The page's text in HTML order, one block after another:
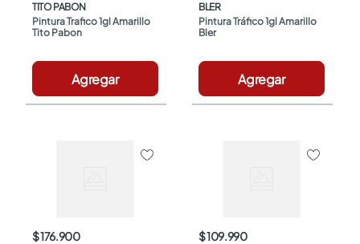
TITO PABON
Pintura Trafico 1gl Amarillo
Tito Pabon
Agregar
BLER
Pintura Tráfico 1gl Amarillo
Bler
Agregar
$ 176.900 $ 109.990